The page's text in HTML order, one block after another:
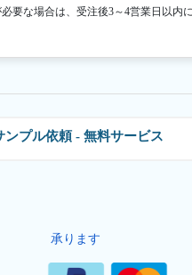
要な場合は、受注後3～4営業日以内
ンプル依頼 - 無料サービス
承ります